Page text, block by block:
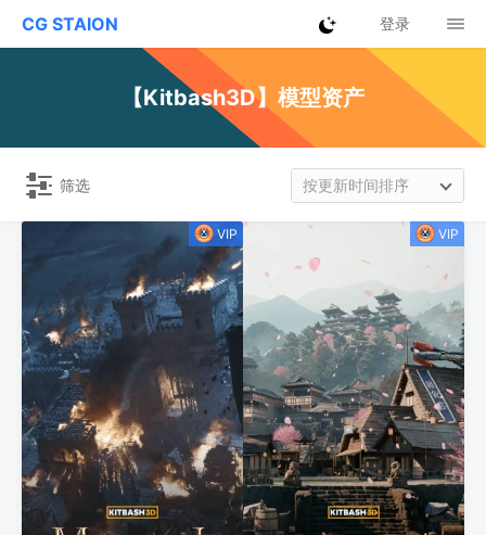
CG STAION 登录
【Kitbash3D】模型资产
筛选 按更新时间排序